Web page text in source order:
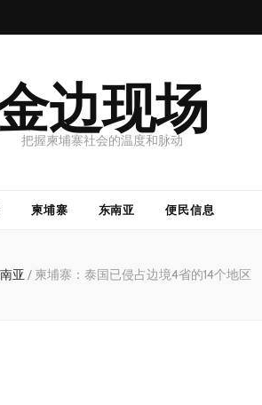
边现场
把握柬埔寨社会的温度和脉动
柬埔寨 东南亚 便民信息
亚 / 柬埔寨：泰国已侵占边境4省的14个地区